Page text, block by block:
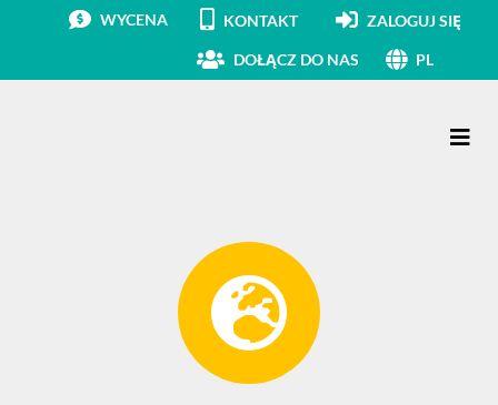
WYCENA KONTAKT ZALOGUJ SIĘ
DOŁĄCZ DO NAS PL